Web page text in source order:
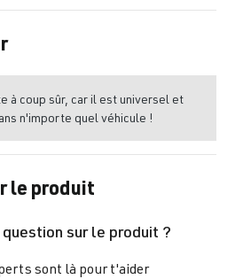
à coup sûr, car il est universel et
n'importe quel véhicule !
le produit
question sur le produit ?
sont là pour t'aider